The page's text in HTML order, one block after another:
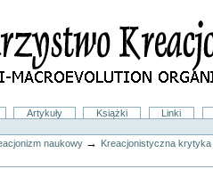
Artykuły Książki
Linki
naukowy → Kreacjonistyczna krytyka